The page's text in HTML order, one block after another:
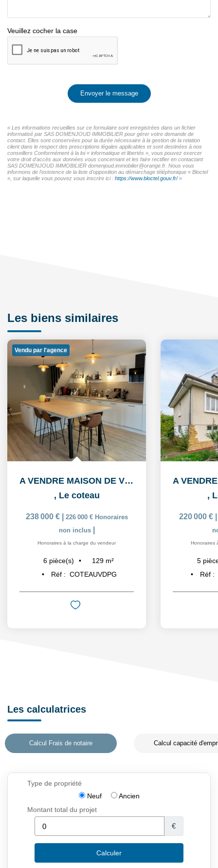
Veuillez cocher la case
Envoyer le message
« Les informations recueillies sur ce formulaire sont enregistrées dans un fichier
informatisé par SAS DOMENJOUD IMMOBILIER pour gérer votre demande de
contact. Elles sont conservées pour la durée nécessaire à la gestion de la relation
client dans le respect des prescriptions légales applicables et sont destinées à nos
conseillers Conformément à la loi « informatique et libertés », vous pouvez exercer
votre droit d'accès aux données vous concernant et les faire rectifier en contactant
SAS DOMENJOUD IMMOBILIER domenjoud.immobilier@orange.fr. Nous vous
informons de l'existence de la liste d'opposition au démarchage téléphonique « Bloctel
», sur laquelle vous pouvez vous inscrire ici : https://www.bloctel.gouv.fr/»
Les biens similaires
Vendu par l'agence
A VENDRE MAISON DE VILLE Le Coteau 6 pièce(s) 129.10 m2
, Le coteau
238 000 € 226 000 € Honoraires
non inclus
Honoraires à la charge du vendeur
6 pièce(s) 129 m²
Réf : COTEAUVDPG
,
220 000 €
Honoraires
5
Réf :
Les calculatrices
Calcul Frais de notaire Calcul capacité